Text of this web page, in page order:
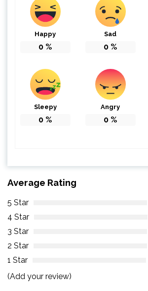
Happy
0 %
Sad
0 %
Sleepy
0 %
Angry
0 %
Average Rating
5 Star
4 Star
3 Star
2 Star
1 Star
(Add your review)